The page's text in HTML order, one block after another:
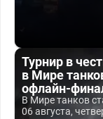
Турнир в
в Мире
офлайн-
В Мире танков
06 августа,